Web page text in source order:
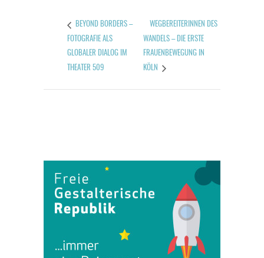
BEYOND BORDERS –
FOTOGRAFIE ALS
GLOBALER DIALOG IM
THEATER 509
WEGBEREITERINNEN DES
WANDELS – DIE ERSTE
FRAUENBEWEGUNG IN
KÖLN